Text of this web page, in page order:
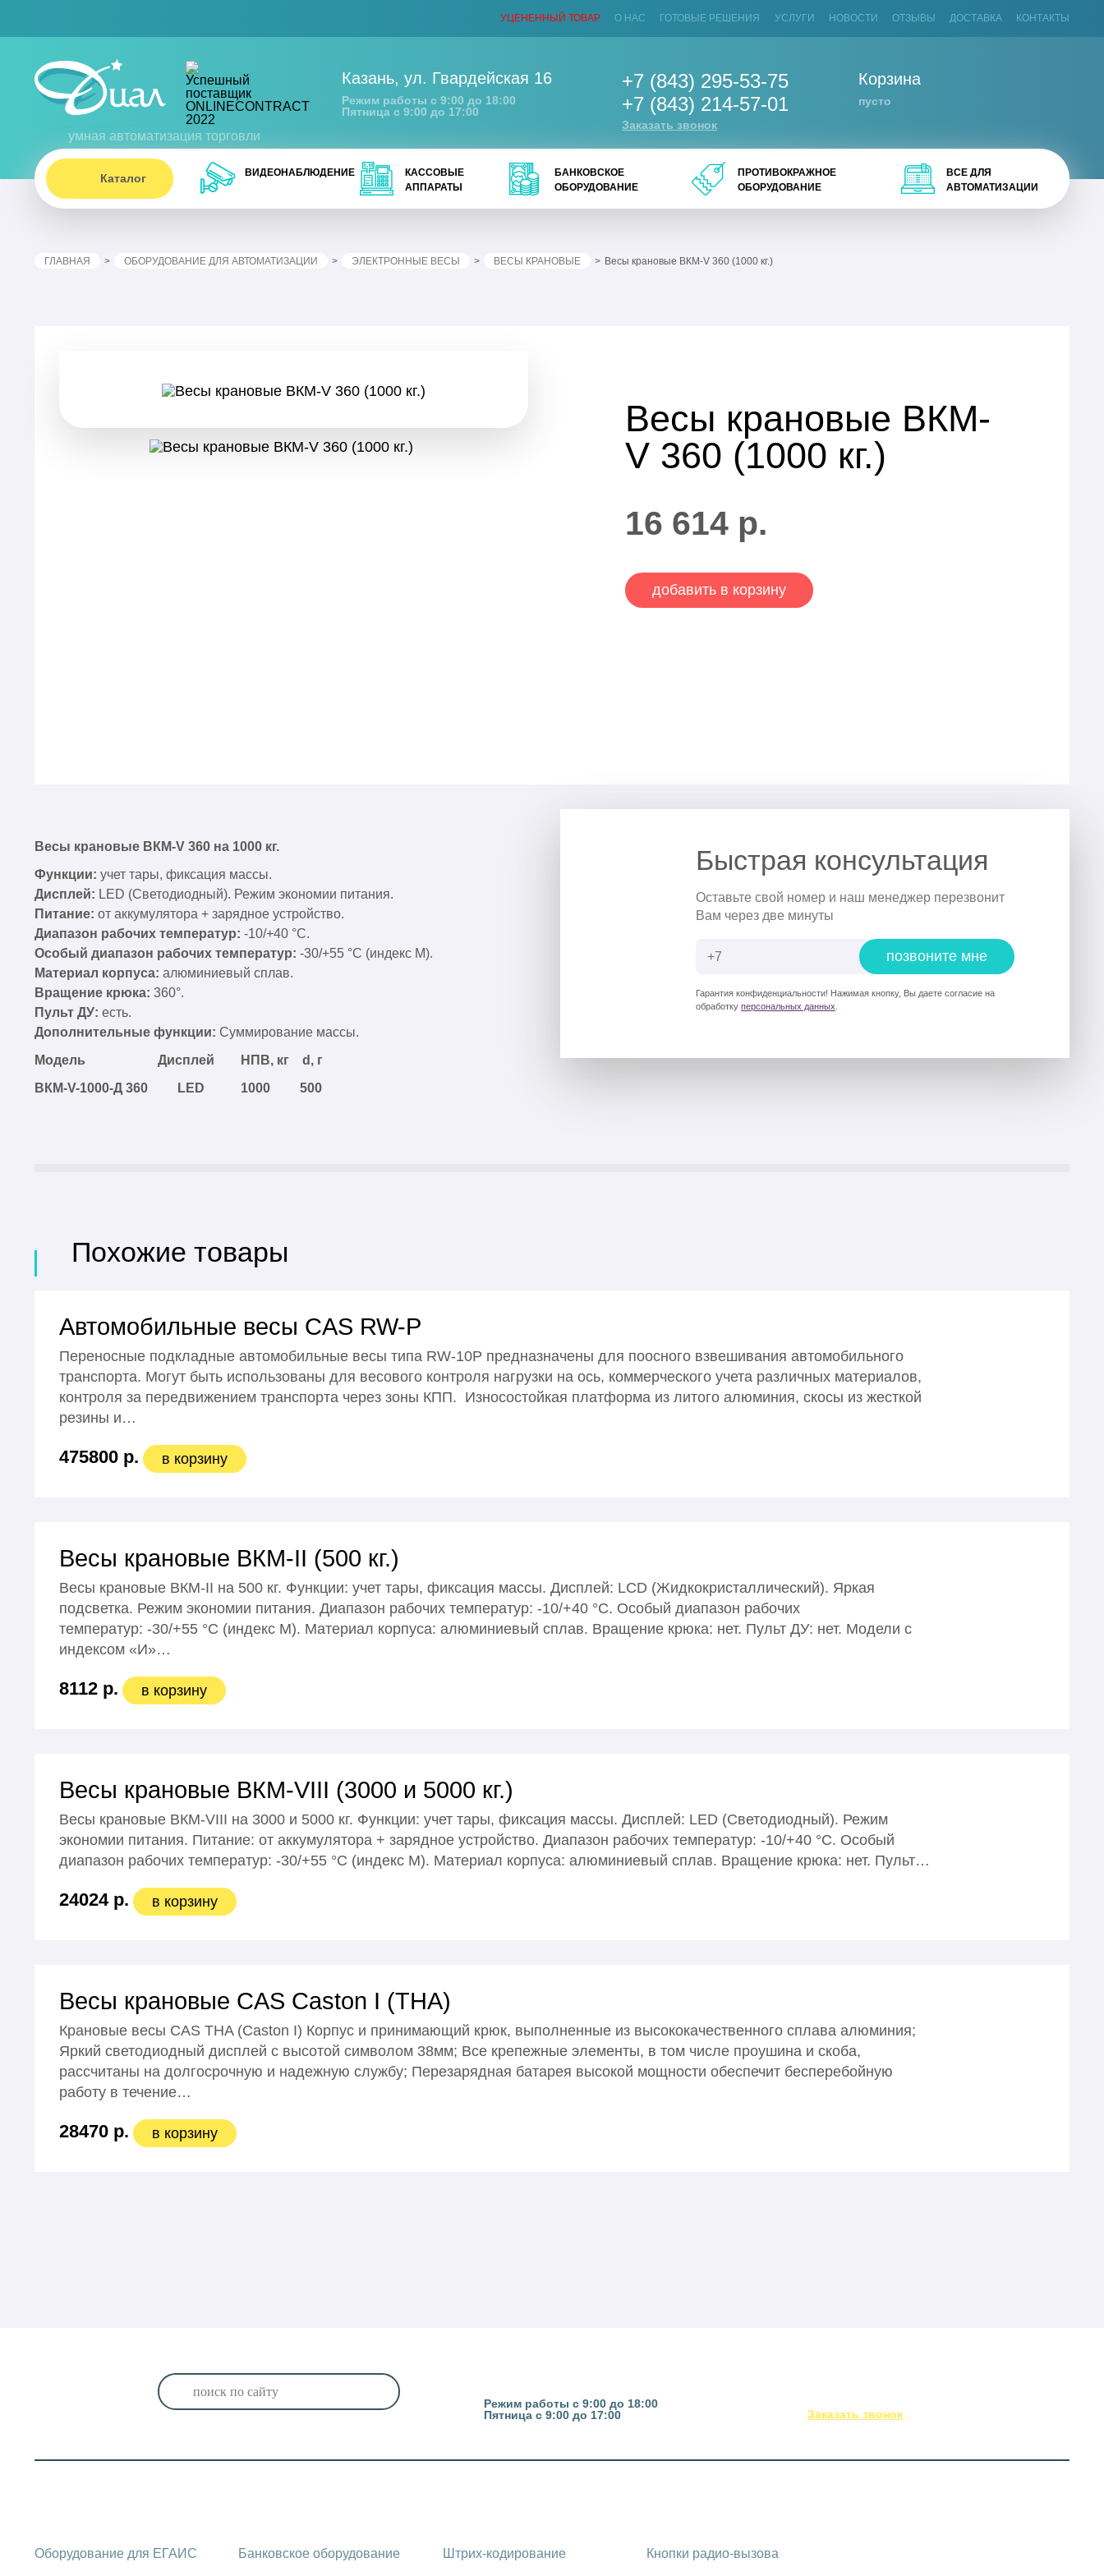
УЦЕНЕННЫЙ ТОВАР О НАС ГОТОВЫЕ РЕШЕНИЯ УСЛУГИ НОВОСТИ ОТЗЫВЫ ДОСТАВКА КОНТАКТЫ
умная автоматизация торговли
Казань, ул. Гвардейская 16
Режим работы с 9:00 до 18:00
Пятница с 9:00 до 17:00
+7 (843) 295-53-75
+7 (843) 214-57-01
Заказать звонок
Корзина
пусто
Каталог ВИДЕОНАБЛЮДЕНИЕ
КАССОВЫЕ
АППАРАТЫ
БАНКОВСКОЕ
ОБОРУДОВАНИЕ
ПРОТИВОКРАЖНОЕ
ОБОРУДОВАНИЕ
ВСЕ ДЛЯ
АВТОМАТИЗАЦИИ
ГЛАВНАЯ ОБОРУДОВАНИЕ ДЛЯ АВТОМАТИЗАЦИИ ЭЛЕКТРОННЫЕ ВЕСЫ ВЕСЫ КРАНОВЫЕ Весы крановые ВКМ-V 360 (1000 кг.)
Весы крановые ВКМ-
V 360 (1000 кг.)
16 614р.
добавить в корзину
Быстрая консультация
Оставьте свой номер и наш менеджер перезвонит
Вам через две минуты
позвоните мне
Гарантия конфиденциальности! Нажимая кнопку, Вы даете согласие на
обработку персональных данных
Весы крановые ВКМ-V 360 на 1000 кг.
Функции: учет тары, фиксация массы.
Дисплей: LED (Светодиодный). Режим экономии питания.
Питание: от аккумулятора + зарядное устройство.
Диапазон рабочих температур: -10/+40 °С.
Особый диапазон рабочих температур: -30/+55 °С (индекс М).
Материал корпуса: алюминиевый сплав.
Вращение крюка: 360°.
Пульт ДУ: есть.
Дополнительные функции: Суммирование массы.
Модель Дисплей НПВ, кг d, г
ВКМ-V-1000-Д 360 LED
1000 500
Похожие товары
Автомобильные весы CAS RW-P
Переносные подкладные автомобильные весы типа RW-10P предназначены для поосного взвешивания автомобильного
транспорта. Могут быть использованы для весового контроля нагрузки на ось, коммерческого учета различных материалов,
контроля за передвижением транспорта через зоны КПП. Износостойкая платформа из литого алюминия, скосы из жесткой
резины и…
475800 р. в корзину
Весы крановые ВКМ-II (500 кг.)
Весы крановые ВКМ-II на 500 кг. Функции: учет тары, фиксация массы. Дисплей: LСD (Жидкокристаллический). Яркая
подсветка. Режим экономии питания. Диапазон рабочих температур: -10/+40 °С. Особый диапазон рабочих
температур: -30/+55 °С (индекс М). Материал корпуса: алюминиевый сплав. Вращение крюка: нет. Пульт ДУ: нет. Модели с
индексом «И»…
8112 р. в корзину
Весы крановые ВКМ-VIII (3000 и 5000 кг.)
Весы крановые ВКМ-VIII на 3000 и 5000 кг. Функции: учет тары, фиксация массы. Дисплей: LED (Светодиодный). Режим
экономии питания. Питание: от аккумулятора + зарядное устройство. Диапазон рабочих температур: -10/+40 °С. Особый
диапазон рабочих температур: -30/+55 °С (индекс М). Материал корпуса: алюминиевый сплав. Вращение крюка: нет. Пульт…
24024 р. в корзину
Весы крановые CAS Caston I (THA)
Крановые весы CAS THA (Caston I) Корпус и принимающий крюк, выполненные из высококачественного сплава алюминия;
Яркий светодиодный дисплей с высотой символом 38мм; Все крепежные элементы, в том числе проушина и скоба,
рассчитаны на долгосрочную и надежную службу; Перезарядная батарея высокой мощности обеспечит бесперебойную
работу в течение…
28470 р. в корзину
Режим работы с 9:00 до 18:00
Пятница с 9:00 до 17:00
Заказать звонок
Оборудование для ЕГАИС
Банковское оборудование
Штрих-кодирование
Кнопки радио-вызова